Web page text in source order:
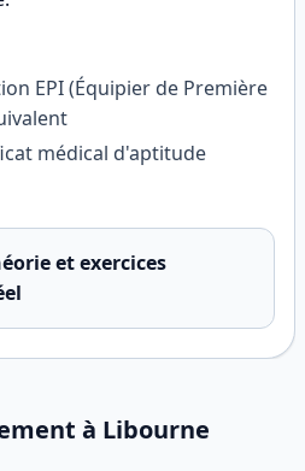
EPI (Équipier de Première
médical d'aptitude
et exercices
à Libourne